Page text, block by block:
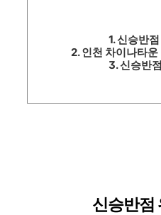
1. 신승반
2. 인천 차이나타
3. 신승반
신승반점